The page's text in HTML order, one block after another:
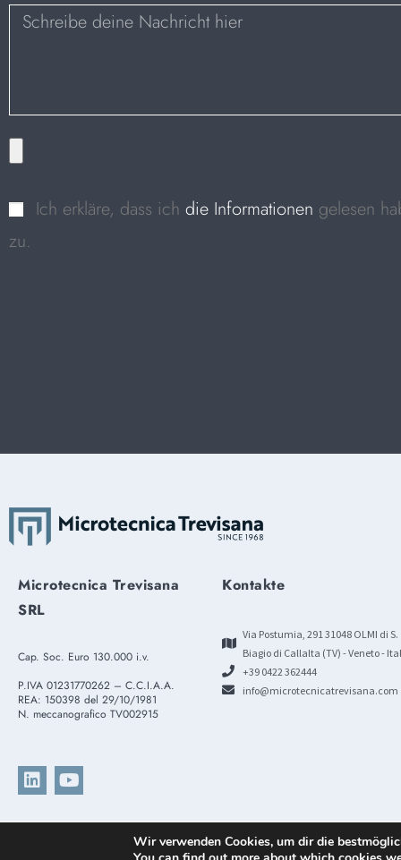
Ich erkläre, dass ich die Informationen gelesen
zu.
Microtecnica Trevisana
SRL
Cap. Soc. Euro 130.000 i.v.
P.IVA 01231770262 – C.C.I.A.A.
REA: 150398 del 29/10/1981
N. meccanografico TV002915
Kontakte
Via Postumia, 291 31048 OLMI di S.
Biagio di Callalta (TV) - Veneto -
+39 0422 362444
info@microtecnicatrevisana.com
Wir verwenden Cookies, um dir die